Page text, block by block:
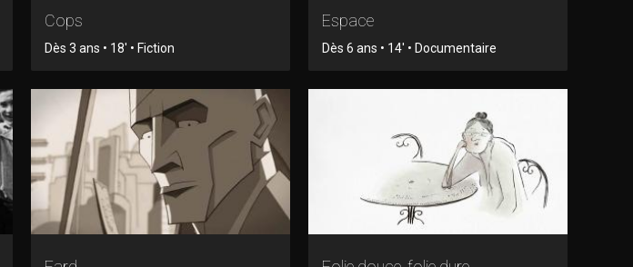
Cops
Dès 3 ans • 18' • Fiction
Espace
Dès 6 ans • 14' • Documentaire